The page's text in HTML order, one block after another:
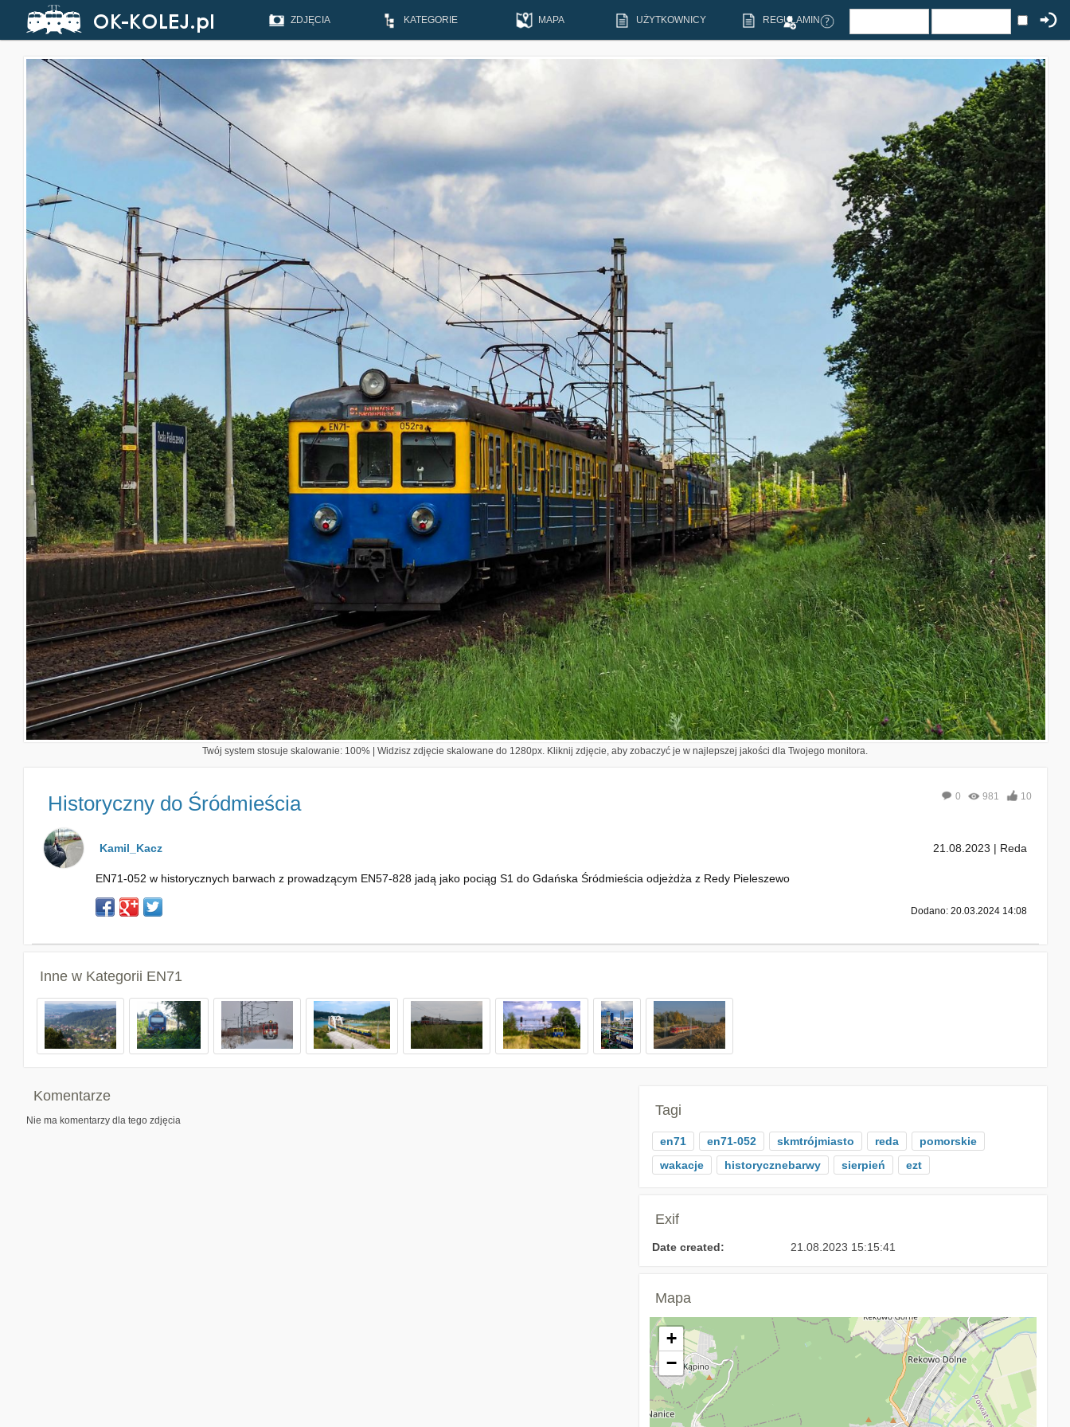
ZDJĘCIA KATEGORIE MAPA UŻYTKOWNICY REGULAMIN
Twój system stosuje skalowanie: 100% | Widzisz zdjęcie skalowane do 1280px. Kliknij zdjęcie, aby zobaczyć je w najlepszej jakości dla Twojego monitora.
Historyczny do Śródmieścia 0 981 10
Kamil_Kacz 21.08.2023 | Reda
EN71-052 w historycznych barwach z prowadzącym EN57-828 jadą jako pociąg S1 do Gdańska Śródmieścia odjeżdża z Redy Pieleszewo
Dodano: 20.03.2024 14:08
Inne w Kategorii EN71
Komentarze
Nie ma komentarzy dla tego zdjęcia
Tagi
en71 en71-052 skmtrójmiasto reda
pomorskie
wakacje
historycznebarwy sierpień ezt
Exif
Date created: 21.08.2023 15:15:41
Mapa
+
−